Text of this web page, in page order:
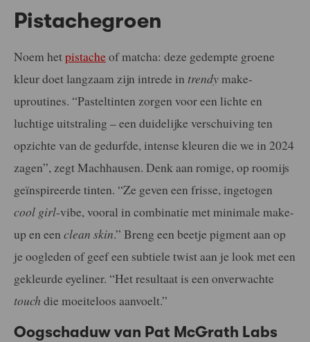
Pistachegroen
Noem hetpistacheof matcha: deze gedempte groene
kleur doet langzaam zijn intrede in trendy make-
uproutines. “Pasteltinten zorgen voor een lichte en
luchtige uitstraling – een duidelijke verschuiving ten
opzichte van de gedurfde, intense kleuren die we in 2024
zagen”, zegt Machhausen. Denk aan romige, op roomijs
geïnspireerde tinten. “Ze geven een frisse, ingetogen
cool girl-vibe, vooral in combinatie met minimale make-
up en een clean skin.” Breng een beetje pigment aan op
je oogleden of geef een subtiele twist aan je look met een
gekleurde eyeliner. “Het resultaat is een onverwachte
touch die moeiteloos aanvoelt.”
Oogschaduw van Pat McGrath Labs